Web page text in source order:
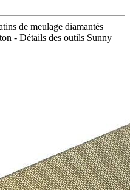
de meulage diamantés
- Détails des outils Sunny